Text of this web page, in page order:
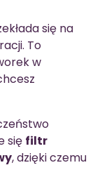
się na
To
w
się filtr
, dzięki czemu